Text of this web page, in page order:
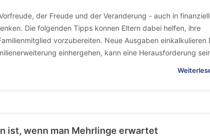
der Freude und der Veranderung - auch in
Die folgenden Tipps konnen Eltern dabei helfen, ihre
vorzubereiten. Neue Ausgaben einkalkulieren
einhergehen, kann eine Herausforderung
ist, wenn man Mehrlinge erwartet